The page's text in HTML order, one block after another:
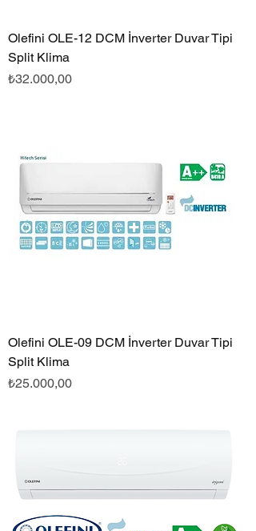
Olefini OLE-12 DCM İnverter Duvar Tipi
Split Klima
Fiyat
₺32.000,00
Olefini OLE-09 DCM İnverter Duvar Tipi
Split Klima
Fiyat
₺25.000,00